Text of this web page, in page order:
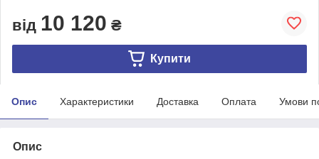
від 10 120 ₴
Купити
Опис Характеристики Доставка Оплата Умови
Опис